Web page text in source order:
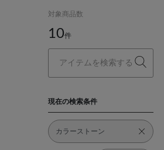
対象商品数
10件
現在の検索条件
カラーストーン